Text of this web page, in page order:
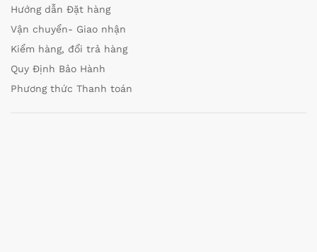
Hướng dẫn Đặt hàng
Vận chuyển- Giao nhận
Kiểm hàng, đổi trả hàng
Quy Định Bảo Hành
Phương thức Thanh toán